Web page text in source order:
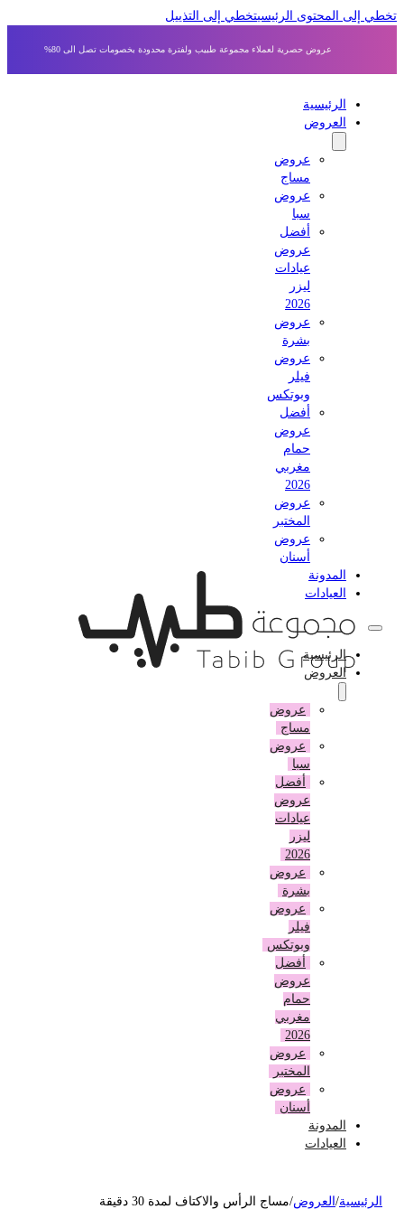
إلى المحتوى الرئيسي تخطي إلى التذييل
عروض حصرية لعملاء مجموعة طبيب ولفترة محدودة بخصومات تصل الى 80%
الرئيسية
العروض
عروض
مساج
عروض
أفضل
عروض
عيادات
عروض
بشرة
عروض
وبوتكس
أفضل
عروض
حمام
مغربي
عروض
المختبر
عروض
أسنان
المدونة
العيادات
الرئيسية
العروض
عروض
مساج
عروض
أفضل
عروض
عيادات
عروض
بشرة
عروض
وبوتكس
أفضل
عروض
حمام
مغربي
عروض
المختبر
عروض
أسنان
المدونة
العيادات
/العروض مساج الرأس والاكتاف لمدة 30 دقيقة